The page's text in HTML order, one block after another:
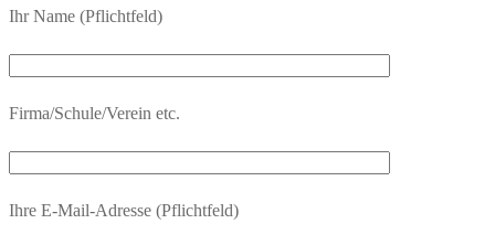
Ihr Name (Pflichtfeld)
Firma/Schule/Verein etc.
Ihre E-Mail-Adresse (Pflichtfeld)